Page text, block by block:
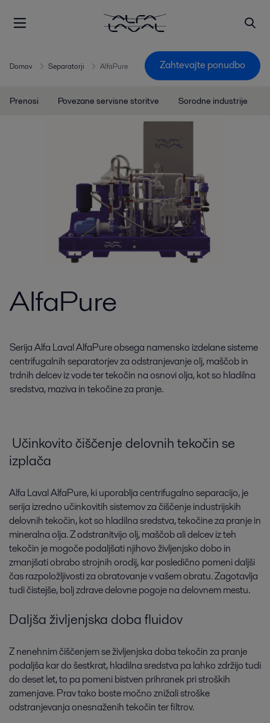
Domov Separatorji AlfaPure Zahtevajte ponudbo
Prenosi Povezane servisne storitve Sorodne industrije
AlfaPure
Serija Alfa Laval AlfaPure obsega namensko izdelane sisteme
centrifugalnih separatorjev za odstranjevanje olj, maščob in
trdnih delcev iz vode ter tekočin na osnovi olja, kot so hladilna
sredstva, maziva in tekočine za pranje.
Učinkovito čiščenje delovnih tekočin se
izplača
Alfa Laval AlfaPure, ki uporablja centrifugalno separacijo, je
serija izredno učinkovitih sistemov za čiščenje industrijskih
delovnih tekočin, kot so hladilna sredstva, tekočine za pranje in
mineralna olja. Z odstranitvijo olj, maščob ali delcev iz teh
tekočin je mogoče podaljšati njihovo življenjsko dobo in
zmanjšati obrabo strojnih orodij, kar posledično pomeni daljši
čas razpoložljivosti za obratovanje v vašem obratu. Zagotavlja
tudi čistejše, bolj zdrave delovne pogoje na delovnem mestu.
Daljša življenjska doba fluidov
Z nenehnim čiščenjem se življenjska doba tekočin za pranje
podaljša kar do šestkrat, hladilna sredstva pa lahko zdržijo tudi
do deset let, to pa pomeni bistven prihranek pri stroških
zamenjave. Prav tako boste močno znižali stroške
odstranjevanja onesnaženih tekočin ter filtrov.